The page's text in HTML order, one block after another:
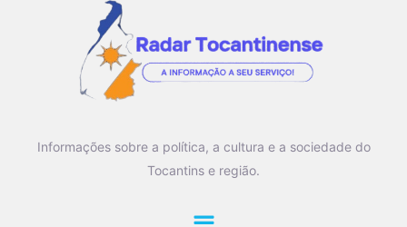
Informações sobre a política, a cultura e a sociedade do
Tocantins e região.